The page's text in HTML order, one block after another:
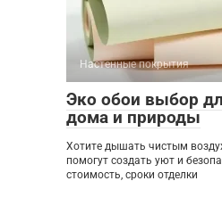
Настенные покрытия
Эко обои выбор
дома и природы
Хотите дышать чистым
помогут создать уют и
стоимость, сроки отделки